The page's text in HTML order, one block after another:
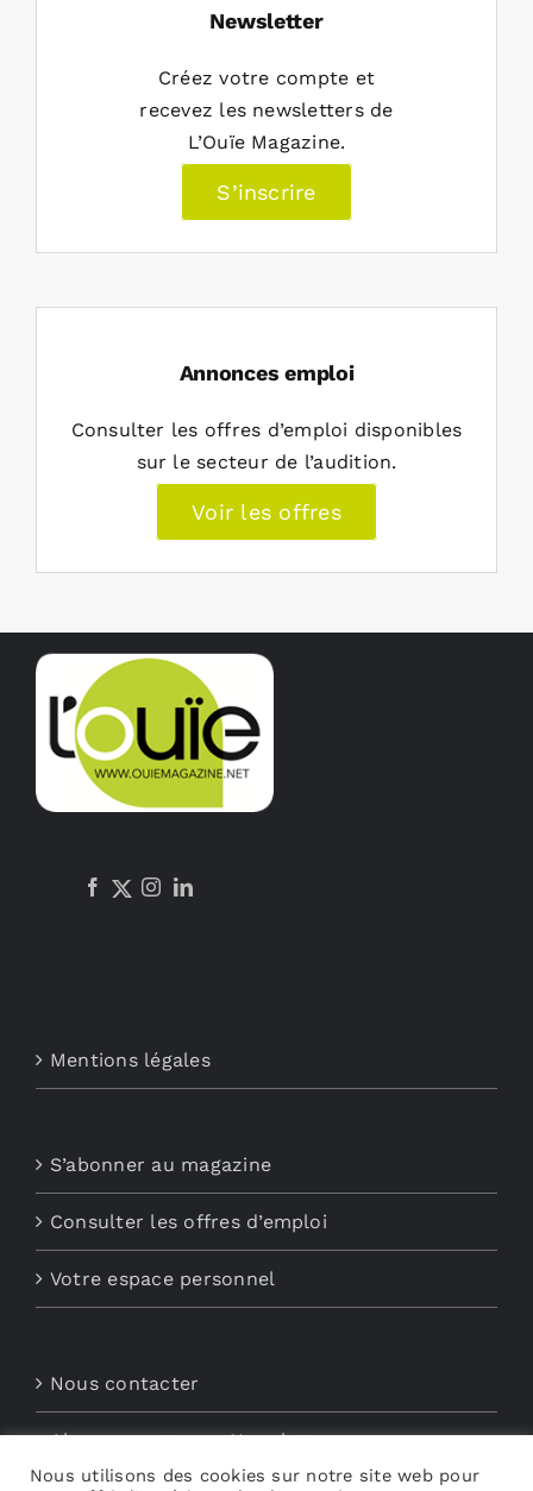
Newsletter
Créez votre compte et
recevez les newsletters de
L’Ouïe Magazine.
S’inscrire
Annonces emploi
Consulter les offres d’emploi disponibles
sur le secteur de l’audition.
Voir les offres
Mentions légales
S’abonner au magazine
Consulter les offres d’emploi
Votre espace personnel
Nous contacter
Abonnements aux Newsletters
Nous utilisons des cookies sur notre site web pour